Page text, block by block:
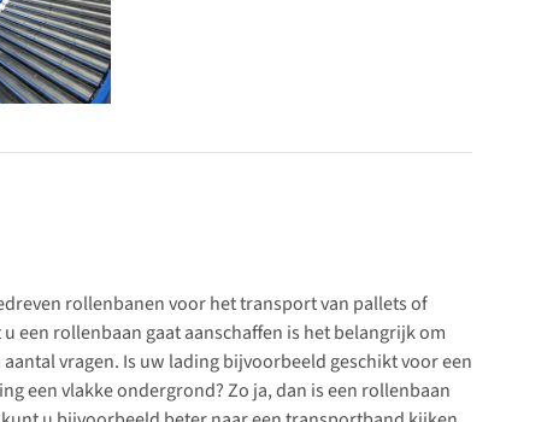
rollenbanen voor het transport van pallets of
een rollenbaan gaat aanschaffen is het belangrijk om
vragen. Is uw lading bijvoorbeeld geschikt voor een
een vlakke ondergrond? Zo ja, dan is een rollenbaan